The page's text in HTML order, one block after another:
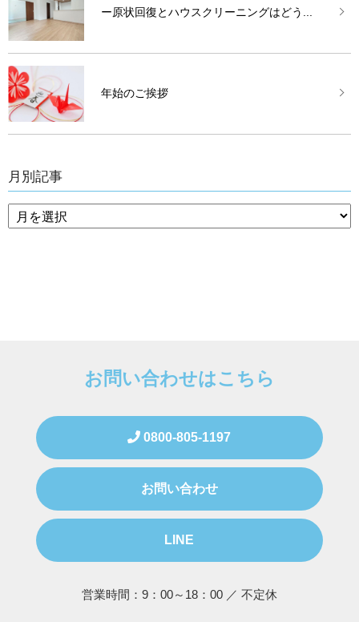
ー原状回復とハウスクリーニングはどう...
年始のご挨拶
月別記事
お問い合わせはこちら
0800-805-1197
お問い合わせ
LINE
営業時間：9：00～18：00 ／ 不定休